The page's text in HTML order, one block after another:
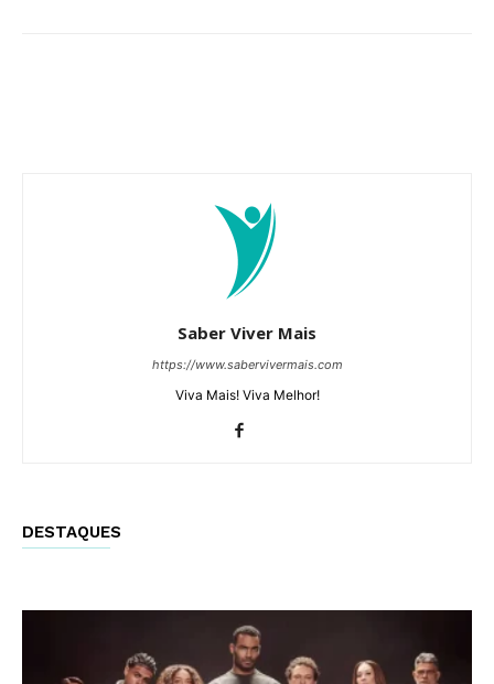
Saber Viver Mais
https://www.sabervivermais.com
Viva Mais! Viva Melhor!
DESTAQUES